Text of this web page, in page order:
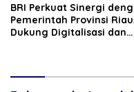
BRI Perkuat Sinergi
Pemerintah Provinsi
Dukung Digitalisasi dan